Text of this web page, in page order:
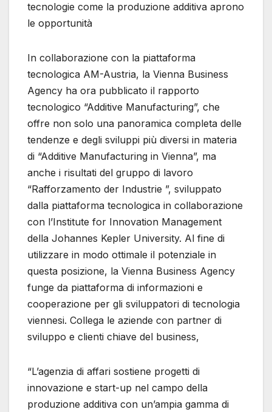
tecnologie come la produzione additiva aprono
le opportunità
In collaborazione con la piattaforma
tecnologica AM-Austria, la Vienna Business
Agency ha ora pubblicato il rapporto
tecnologico “Additive Manufacturing”, che
offre non solo una panoramica completa delle
tendenze e degli sviluppi più diversi in materia
di “Additive Manufacturing in Vienna”, ma
anche i risultati del gruppo di lavoro
“Rafforzamento der Industrie ”, sviluppato
dalla piattaforma tecnologica in collaborazione
con l’Institute for Innovation Management
della Johannes Kepler University. Al fine di
utilizzare in modo ottimale il potenziale in
questa posizione, la Vienna Business Agency
funge da piattaforma di informazioni e
cooperazione per gli sviluppatori di tecnologia
viennesi. Collega le aziende con partner di
sviluppo e clienti chiave del business,
“L’agenzia di affari sostiene progetti di
innovazione e start-up nel campo della
produzione additiva con un’ampia gamma di